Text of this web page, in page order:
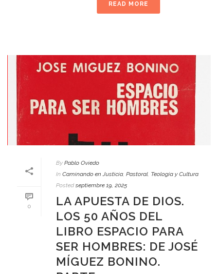
READ MORE
0
By Pablo Oviedo
In Caminando en Justicia Pastoral Teología y Cultura
Posted septiembre 19, 2025
LA APUESTA DE DIOS.
LOS 50 AÑOS DEL
LIBRO ESPACIO PARA
SER HOMBRES: DE JOSÉ
MÍGUEZ BONINO.